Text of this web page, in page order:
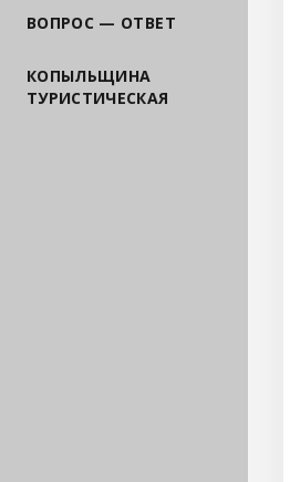
ВОПРОС — ОТВЕТ
КОПЫЛЬЩИНА
ТУРИСТИЧЕСКАЯ